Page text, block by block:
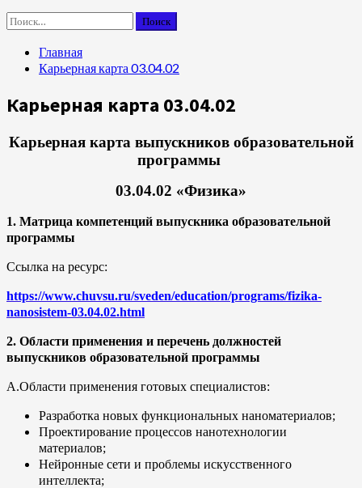
Найти:
Главная
Карьерная карта 03.04.02
Карьерная карта 03.04.02
Карьерная карта выпускников образовательной
программы
03.04.02 «Физика»
1. Матрица компетенций выпускника образовательной
программы
Ссылка на ресурс:
https://www.chuvsu.ru/sveden/education/programs/fizika-
nanosistem-03.04.02.html
2. Области применения и перечень должностей
выпускников образовательной программы
А.Области применения готовых специалистов:
Разработка новых функциональных наноматериалов;
Проектирование процессов нанотехнологии
материалов;
Нейронные сети и проблемы искусственного
интеллекта;